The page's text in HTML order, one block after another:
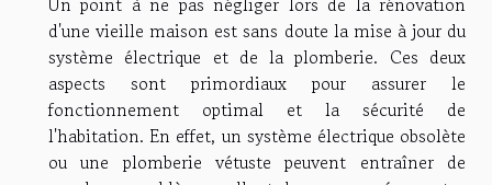
d'une vieille maison est sans doute la mise à jour du
système électrique et de la plomberie. Ces deux
aspects sont primordiaux pour assurer le
fonctionnement optimal et la sécurité de
l'habitation. En effet, un système électrique obsolète
ou une plomberie vétuste peuvent entraîner de